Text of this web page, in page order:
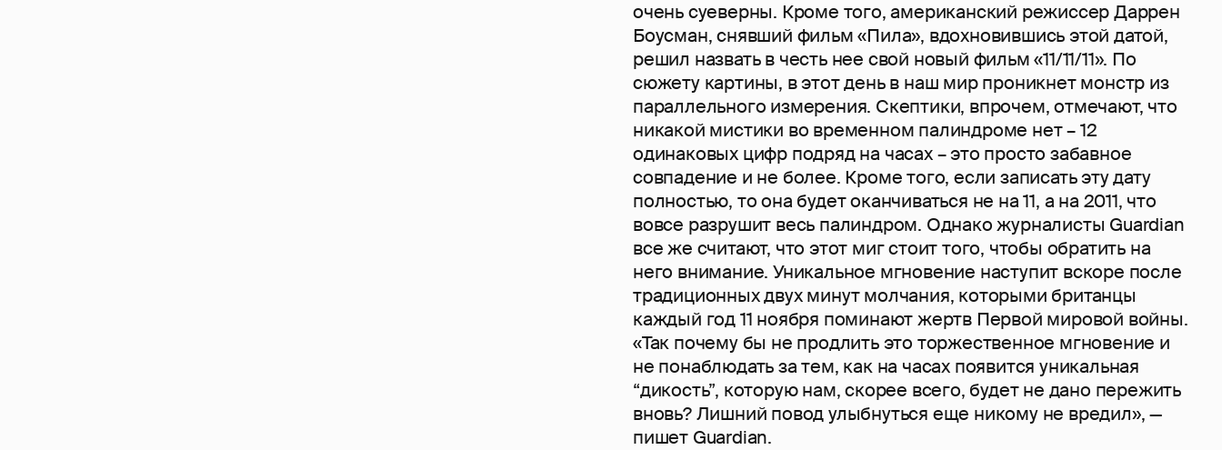
очень суеверны. Кроме того, американский режиссер Даррен
Боусман, снявший фильм «Пила», вдохновившись этой датой,
решил назвать в честь нее свой новый фильм «11/11/11». По
сюжету картины, в этот день в наш мир проникнет монстр из
параллельного измерения. Скептики, впрочем, отмечают, что
никакой мистики во временном палиндроме нет – 12
одинаковых цифр подряд на часах – это просто забавное
совпадение и не более. Кроме того, если записать эту дату
полностью, то она будет оканчиваться не на 11, а на 2011, что
вовсе разрушит весь палиндром. Однако журналисты Guardian
все же считают, что этот миг стоит того, чтобы обратить на
него внимание. Уникальное мгновение наступит вскоре после
традиционных двух минут молчания, которыми британцы
каждый год 11 ноября поминают жертв Первой мировой войны.
«Так почему бы не продлить это торжественное мгновение и
не понаблюдать за тем, как на часах появится уникальная
“дикость”, которую нам, скорее всего, будет не дано пережить
вновь? Лишний повод улыбнуться еще никому не вредил», —
пишет Guardian.